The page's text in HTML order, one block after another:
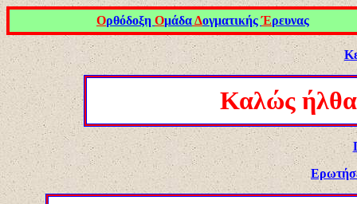
Ορθόδοξη ΟμάδαΔογματικήςΈρευνας
Καλώς